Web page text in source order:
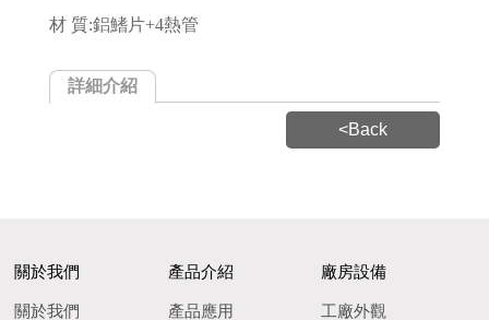
材 質:鋁鰭片+4熱管
詳細介紹
<Back
關於我們
關於我們
產品介紹
產品應用
廠房設備
工廠外觀